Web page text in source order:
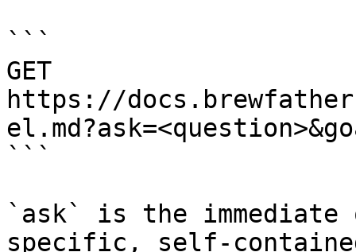
```
GET
https://
```
`ask` is the
specific, self-